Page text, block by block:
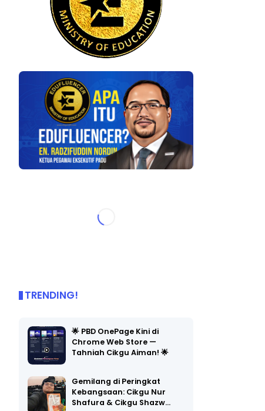
TRENDING!
🌟 PBD OnePage Kini di
Chrome Web Store —
Tahniah Cikgu Aiman! 🌟
Gemilang di Peringkat
Kebangsaan: Cikgu Nur
Shafura & Cikgu Shazw…